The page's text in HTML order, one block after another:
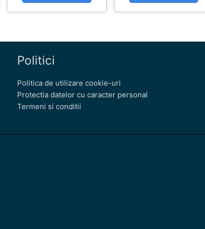
Politici
Politica de utilizare cookie-uri
Protectia datelor cu caracter personal
Termeni si conditii